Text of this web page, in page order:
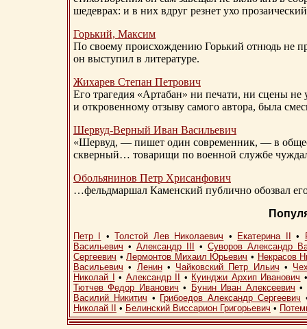
шедеврах: и в них вдруг резнет ухо
Горький, Максим
По своему происхождению Горький отнюдь не
он выступил в литературе.
Жихарев Степан Петрович
Его трагедия «Артабан» ни печати, ни сцены
и откровенному отзыву самого автора, была
Шервуд-Верный Иван Васильевич
«Шервуд, — пишет один современник, — в
скверный… товарищи по военной службе
Обольянинов Петр Хрисанфович
…фельдмаршал Каменский публично обозвал
Петр I •Толстой Лев Николаевич • Екатерина II •
Васильевич • Александр III • Суворов Александр
Сергеевич •Лермонтов Михаил Юрьевич • Некрасов
Васильевич • Ленин• Чайковский Петр Ильич •
Николай I
• Александр II • Куинджи Архип Иванович
Тютчев Федор Иванович • Бунин Иван Алексеевич •
Василий Никитич • Грибоедов Александр Сергеевич
Николай II
• Белинский Виссарион Григорьевич •